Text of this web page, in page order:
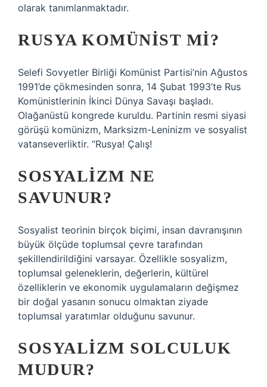
olarak tanımlanmaktadır.
RUSYA KOMÜNIST MI?
Selefi Sovyetler Birliği Komünist Partisi’nin Ağustos
1991’de çökmesinden sonra, 14 Şubat 1993’te Rus
Komünistlerinin İkinci Dünya Savaşı başladı.
Olağanüstü kongrede kuruldu. Partinin resmi siyasi
görüşü komünizm, Marksizm-Leninizm ve sosyalist
vatanseverliktir. “Rusya! Çalış!
SOSYALIZM NE
SAVUNUR?
Sosyalist teorinin birçok biçimi, insan davranışının
büyük ölçüde toplumsal çevre tarafından
şekillendirildiğini varsayar. Özellikle sosyalizm,
toplumsal geleneklerin, değerlerin, kültürel
özelliklerin ve ekonomik uygulamaların değişmez
bir doğal yasanın sonucu olmaktan ziyade
toplumsal yaratımlar olduğunu savunur.
SOSYALIZM SOLCULUK
MUDUR?